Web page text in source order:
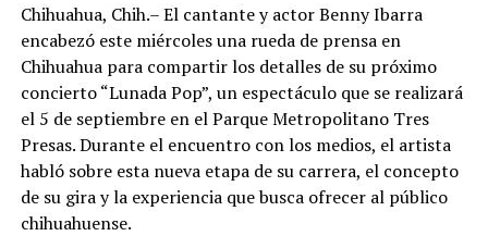
Chihuahua, Chih.– El cantante y actor Benny Ibarra
encabezó este miércoles una rueda de prensa en
Chihuahua para compartir los detalles de su próximo
concierto “Lunada Pop”, un espectáculo que se realizará
el 5 de septiembre en el Parque Metropolitano Tres
Presas. Durante el encuentro con los medios, el artista
habló sobre esta nueva etapa de su carrera, el concepto
de su gira y la experiencia que busca ofrecer al público
chihuahuense.